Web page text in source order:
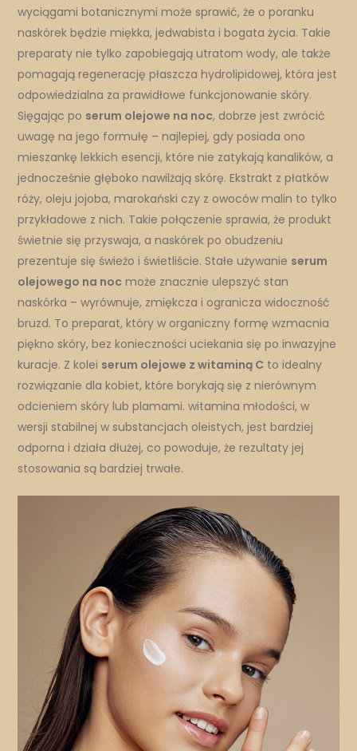
wyciągami botanicznymi może sprawić, że o poranku
naskórek będzie miękka, jedwabista i bogata życia. Takie
preparaty nie tylko zapobiegają utratom wody, ale także
pomagają regenerację płaszcza hydrolipidowej, która jest
odpowiedzialna za prawidłowe funkcjonowanie skóry.
Sięgając po serum olejowe na noc, dobrze jest zwrócić
uwagę na jego formułę – najlepiej, gdy posiada ono
mieszankę lekkich esencji, które nie zatykają kanalików, a
jednocześnie głęboko nawilżają skórę. Ekstrakt z płatków
róży, oleju jojoba, marokański czy z owoców malin to tylko
przykładowe z nich. Takie połączenie sprawia, że produkt
świetnie się przyswaja, a naskórek po obudzeniu
prezentuje się świeżo i świetliście. Stałe używanie serum
olejowego na noc może znacznie ulepszyć stan
naskórka – wyrównuje, zmiękcza i ogranicza widoczność
bruzd. To preparat, który w organiczny formę wzmacnia
piękno skóry, bez konieczności uciekania się po inwazyjne
kuracje. Z kolei serum olejowe z witaminą C to idealny
rozwiązanie dla kobiet, które borykają się z nierównym
odcieniem skóry lub plamami. witamina młodości, w
wersji stabilnej w substancjach oleistych, jest bardziej
odporna i działa dłużej, co powoduje, że rezultaty jej
stosowania są bardziej trwałe.